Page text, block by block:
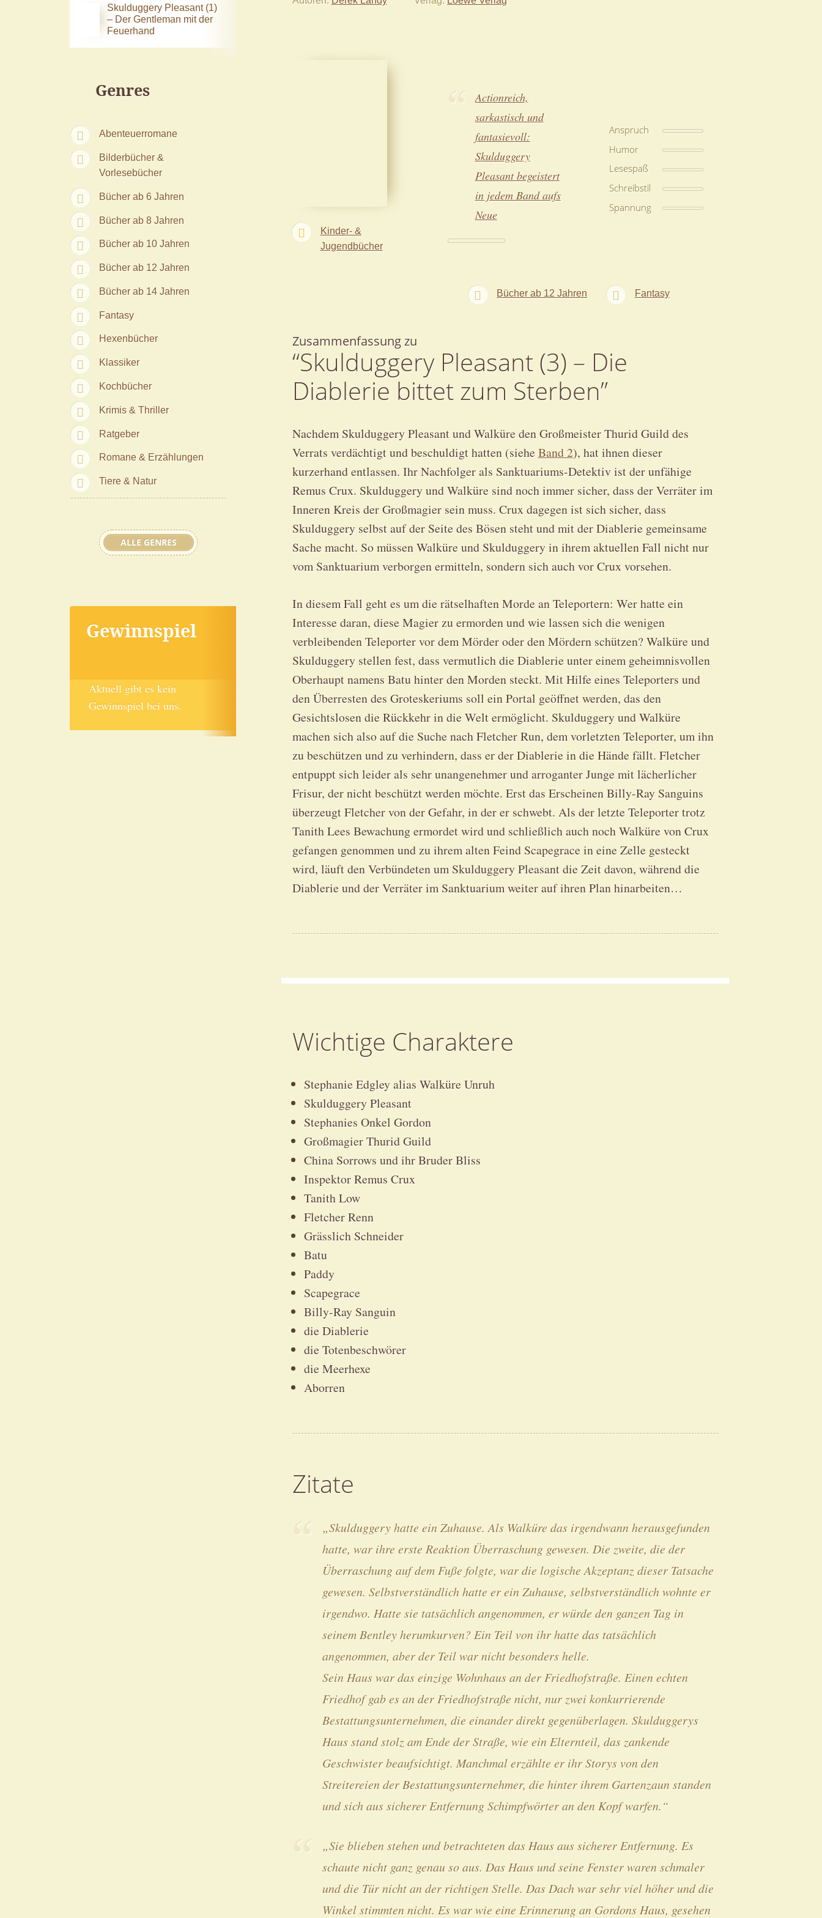
Skulduggery Pleasant (1)
– Der Gentleman mit der
Feuerhand
Genres
Abenteuerromane
Bilderbücher &
Vorlesebücher
Bücher ab 6 Jahren
Bücher ab 8 Jahren
Bücher ab 10 Jahren
Bücher ab 12 Jahren
Bücher ab 14 Jahren
Fantasy
Hexenbücher
Klassiker
Kochbücher
Krimis & Thriller
Ratgeber
Romane & Erzählungen
Tiere & Natur
ALLE GENRES
Gewinnspiel
Aktuell gibt es kein
Gewinnspiel bei uns.
Kinder- &
Jugendbücher
Actionreich,
sarkastisch und
fantasievoll:
Skulduggery
Pleasant begeistert
in jedem Band aufs
Neue
Anspruch
Humor
Lesespaß
Schreibstil
Spannung
Bücher ab 12 Jahren Fantasy
Zusammenfassung zu
“Skulduggery Pleasant (3) – Die
Diablerie bittet zum Sterben”
Nachdem Skulduggery Pleasant und Walküre den Großmeister Thurid Guild des
Verrats verdächtigt und beschuldigt hatten (sieheBand 2), hat ihnen dieser
kurzerhand entlassen. Ihr Nachfolger als Sanktuariums-Detektiv ist der unfähige
Remus Crux. Skulduggery und Walküre sind noch immer sicher, dass der Verräter im
Inneren Kreis der Großmagier sein muss. Crux dagegen ist sich sicher, dass
Skulduggery selbst auf der Seite des Bösen steht und mit der Diablerie gemeinsame
Sache macht. So müssen Walküre und Skulduggery in ihrem aktuellen Fall nicht nur
vom Sanktuarium verborgen ermitteln, sondern sich auch vor Crux vorsehen.
In diesem Fall geht es um die rätselhaften Morde an Teleportern: Wer hatte ein
Interesse daran, diese Magier zu ermorden und wie lassen sich die wenigen
verbleibenden Teleporter vor dem Mörder oder den Mördern schützen? Walküre und
Skulduggery stellen fest, dass vermutlich die Diablerie unter einem geheimnisvollen
Oberhaupt namens Batu hinter den Morden steckt. Mit Hilfe eines Teleporters und
den Überresten des Groteskeriums soll ein Portal geöffnet werden, das den
Gesichtslosen die Rückkehr in die Welt ermöglicht. Skulduggery und Walküre
machen sich also auf die Suche nach Fletcher Run, dem vorletzten Teleporter, um ihn
zu beschützen und zu verhindern, dass er der Diablerie in die Hände fällt. Fletcher
entpuppt sich leider als sehr unangenehmer und arroganter Junge mit lächerlicher
Frisur, der nicht beschützt werden möchte. Erst das Erscheinen Billy-Ray Sanguins
überzeugt Fletcher von der Gefahr, in der er schwebt. Als der letzte Teleporter trotz
Tanith Lees Bewachung ermordet wird und schließlich auch noch Walküre von Crux
gefangen genommen und zu ihrem alten Feind Scapegrace in eine Zelle gesteckt
wird, läuft den Verbündeten um Skulduggery Pleasant die Zeit davon, während die
Diablerie und der Verräter im Sanktuarium weiter auf ihren Plan hinarbeiten…
Wichtige Charaktere
Stephanie Edgley alias Walküre Unruh
Skulduggery Pleasant
Stephanies Onkel Gordon
Großmagier Thurid Guild
China Sorrows und ihr Bruder Bliss
Inspektor Remus Crux
Tanith Low
Fletcher Renn
Grässlich Schneider
Batu
Paddy
Scapegrace
Billy-Ray Sanguin
die Diablerie
die Totenbeschwörer
die Meerhexe
Aborren
Zitate
„Skulduggery hatte ein Zuhause. Als Walküre das irgendwann herausgefunden
hatte, war ihre erste Reaktion Überraschung gewesen. Die zweite, die der
Überraschung auf dem Fuße folgte, war die logische Akzeptanz dieser Tatsache
gewesen. Selbstverständlich hatte er ein Zuhause, selbstverständlich wohnte er
irgendwo. Hatte sie tatsächlich angenommen, er würde den ganzen Tag in
seinem Bentley herumkurven? Ein Teil von ihr hatte das tatsächlich
angenommen, aber der Teil war nicht besonders helle.
Sein Haus war das einzige Wohnhaus an der Friedhofstraße. Einen echten
Friedhof gab es an der Friedhofstraße nicht, nur zwei konkurrierende
Bestattungsunternehmen, die einander direkt gegenüberlagen. Skulduggerys
Haus stand stolz am Ende der Straße, wie ein Elternteil, das zankende
Geschwister beaufsichtigt. Manchmal erzählte er ihr Storys von den
Streitereien der Bestattungsunternehmer, die hinter ihrem Gartenzaun standen
und sich aus sicherer Entfernung Schimpfwörter an den Kopf warfen.“
„Sie blieben stehen und betrachteten das Haus aus sicherer Entfernung. Es
schaute nicht ganz genau so aus. Das Haus und seine Fenster waren schmaler
und die Tür nicht an der richtigen Stelle. Das Dach war sehr viel höher und die
Winkel stimmten nicht. Es war wie eine Erinnerung an Gordons Haus, gesehen